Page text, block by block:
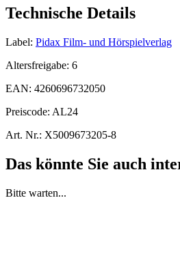
Technische Details
Label: Pidax Film- und Hörspielverlag
Altersfreigabe: 6
EAN: 4260696732050
Preiscode: AL24
Art. Nr.: X5009673205-8
Das könnte Sie auch
Bitte warten...